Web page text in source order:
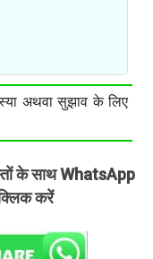
अथवा सुझाव के लिए
के साथ WhatsApp
करें